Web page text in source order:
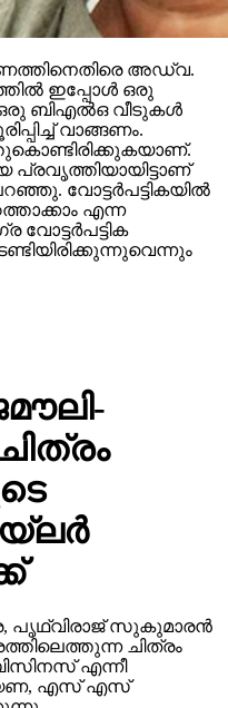
അഡ്വ.
ഇപ്പോള്‍ ഒരു
ബിഎല്‍ഒ വീടുകള്‍
വാങ്ങണം.
വോട്ടര്‍പട്ടികയില്‍
എന്ന
പൃഥ്വിരാജ് സുകുമാരൻ
ചിത്രം
എന്നീ
എസ് എസ്